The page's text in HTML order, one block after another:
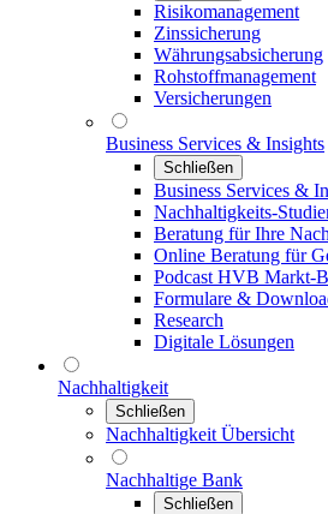
Risikomanagement
Zinssicherung
Währungsabsicherung
Rohstoffmanagement
Versicherungen
Business Services & Insights
Schließen
Business Services &
Nachhaltigkeits-
Beratung für Ihre
Online Beratung für
Podcast HVB Markt-
Formulare &
Research
Digitale Lösungen
Nachhaltigkeit
Schließen
Nachhaltigkeit Übersicht
Nachhaltige Bank
Schließen